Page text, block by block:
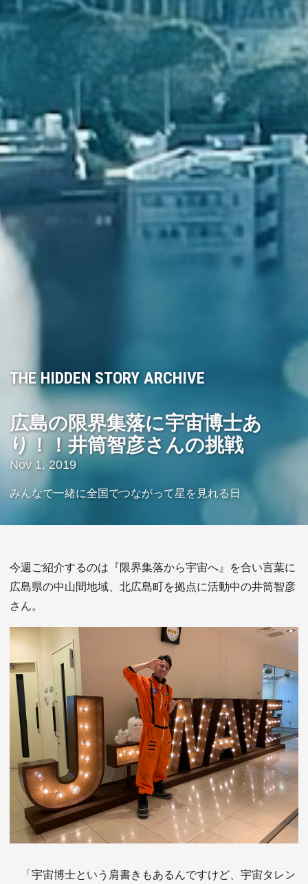
THE HIDDEN STORY ARCHIVE
広島の限界集落に宇宙博士あ
り！！井筒智彦さんの挑戦
Nov 1, 2019
みんなで一緒に全国でつながって星を見れる日
今週ご紹介するのは『限界集落から宇宙へ』を合い言葉に
広島県の中山間地域、北広島町を拠点に活動中の井筒智彦
さん。
「宇宙博士という肩書きもあるんですけど、宇宙タレン